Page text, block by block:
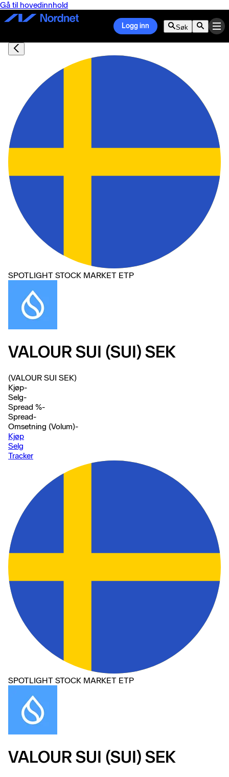
Gå til hovedinnhold
Logg inn Søk
SPOTLIGHT STOCK MARKET ETP
VALOUR SUI (SUI) SEK
(VALOUR SUI SEK)
Kjøp-
Selg-
Spread %-
Spread-
Omsetning (Volum)-
Kjøp
Selg
Tracker
SPOTLIGHT STOCK MARKET ETP
VALOUR SUI (SUI) SEK